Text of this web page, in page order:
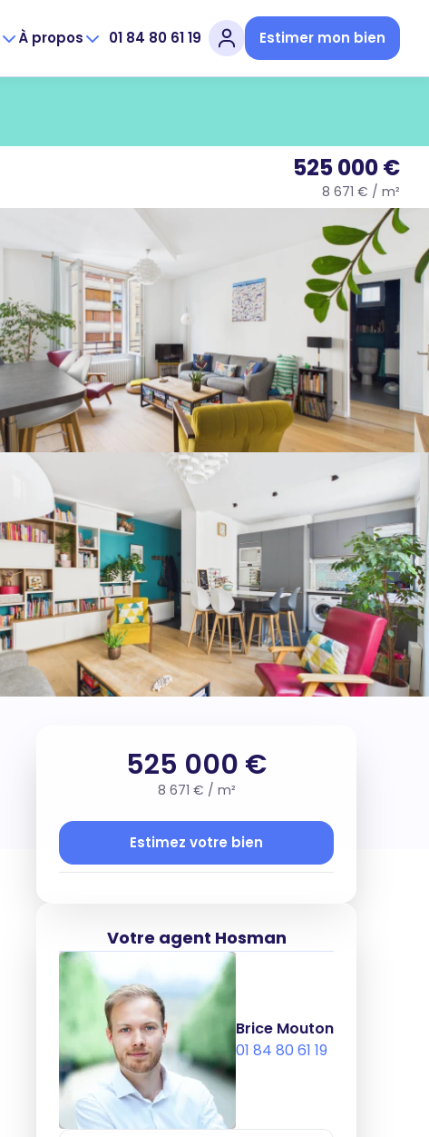
À propos 01 84 80 61 19 Estimer mon bien
525 000 €
8 671 € / m²
525 000 €
8 671 € / m²
Estimez votre bien
Votre agent Hosman
Brice Mouton
01 84 80 61 19